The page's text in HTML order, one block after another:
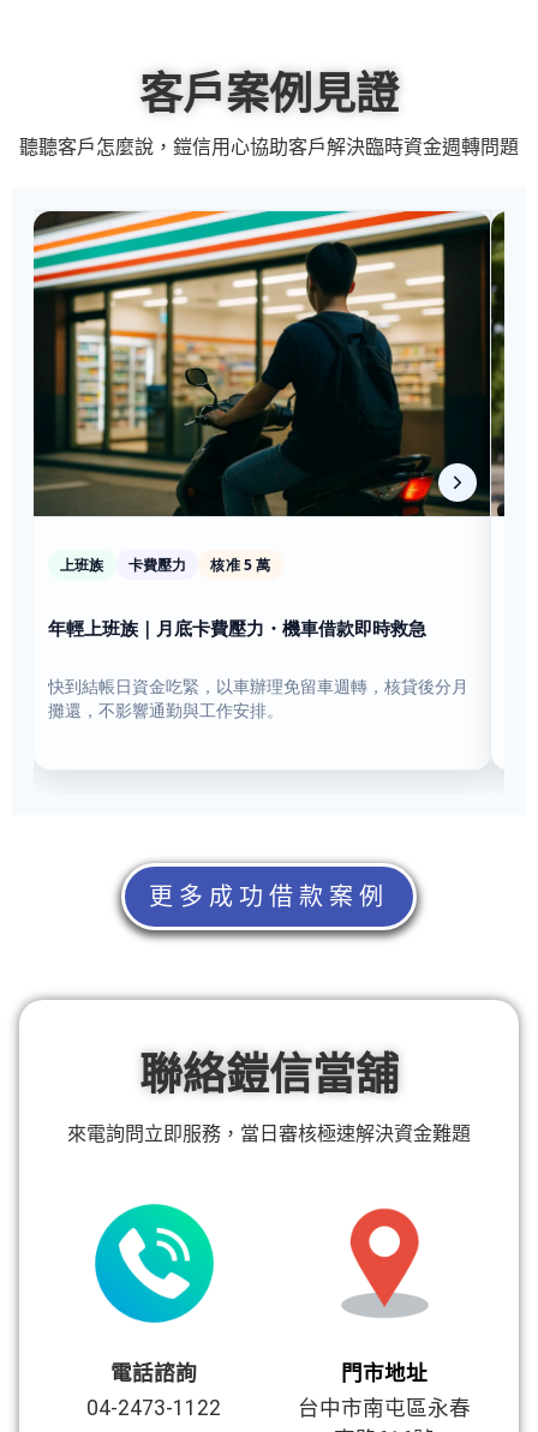
客戶案例見證
聽聽客戶怎麼說，鎧信用心協助客戶解決臨時資金週轉問題
上班族 卡費壓力 核准 5 萬
年輕上班族｜月底卡費壓力・機車借款即時救急
快到結帳日資金吃緊，以車辦理免留車週轉，核貸後分月
攤還，不影響通勤與工作安排。
更多成功借款案例
聯絡鎧信當舖
來電詢問立即服務，當日審核極速解決資金難題
電話諮詢
04-2473-1122
門市地址
台中市南屯區永春